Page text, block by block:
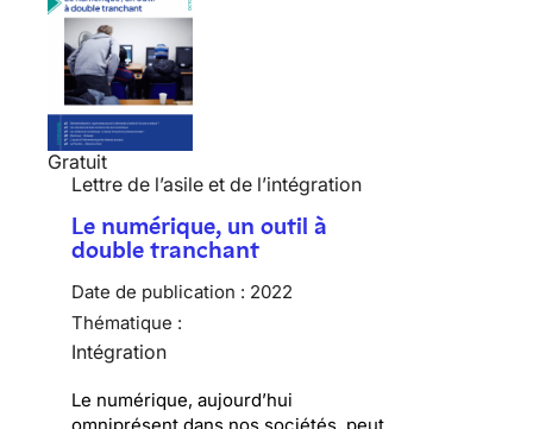
Gratuit
Lettre de l’asile et de l’intégration
Le numérique, un outil à
double tranchant
Date de publication : 2022
Thématique :
Intégration
Le numérique, aujourd’hui